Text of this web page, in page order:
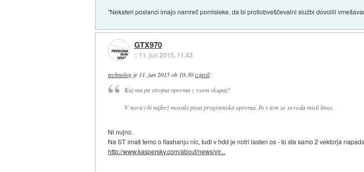
"Nekateri poslanci imajo namreč pomisleke, da bi protiobveščevalni službi dovolili
GTX970
:: 11. jun 2015, 11:43
technolog je 11. jun 2015 ob 10:30 izjavil:
Kaj ma pa strojna oprema z vsem skupaj?
V novici bi najbrž moralo pisat programska oprema. In s tem se seveda misli linux.
Ni nujno.
Na ST imaš temo o flashanju nic, tudi v hdd je notri lasten os - to sta samo 2 vektorja
http://www.kaspersky.com/about/news/vir...